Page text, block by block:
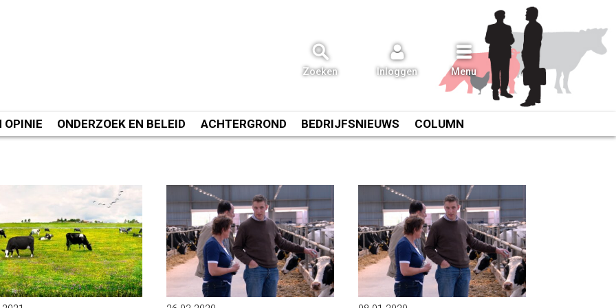
Zoeken Inloggen Menu
OPINIE ONDERZOEK EN BELEID ACHTERGROND BEDRIJFSNIEUWS COLUMN